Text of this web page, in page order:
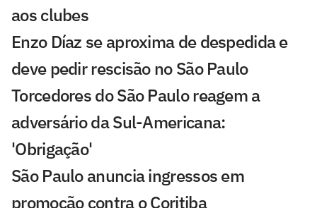
aos clubes
Enzo Díaz se aproxima de despedida e
deve pedir rescisão no São Paulo
Torcedores do São Paulo reagem a
adversário da Sul-Americana:
'Obrigação'
São Paulo anuncia ingressos em
promoção contra o Coritiba